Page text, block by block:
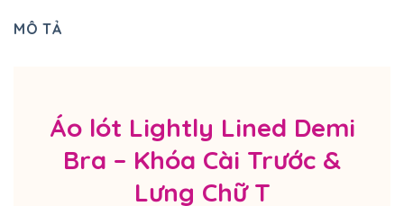
MÔ TẢ
Áo lót Lightly Lined Demi
Bra – Khóa Cài Trước &
Lưng Chữ T